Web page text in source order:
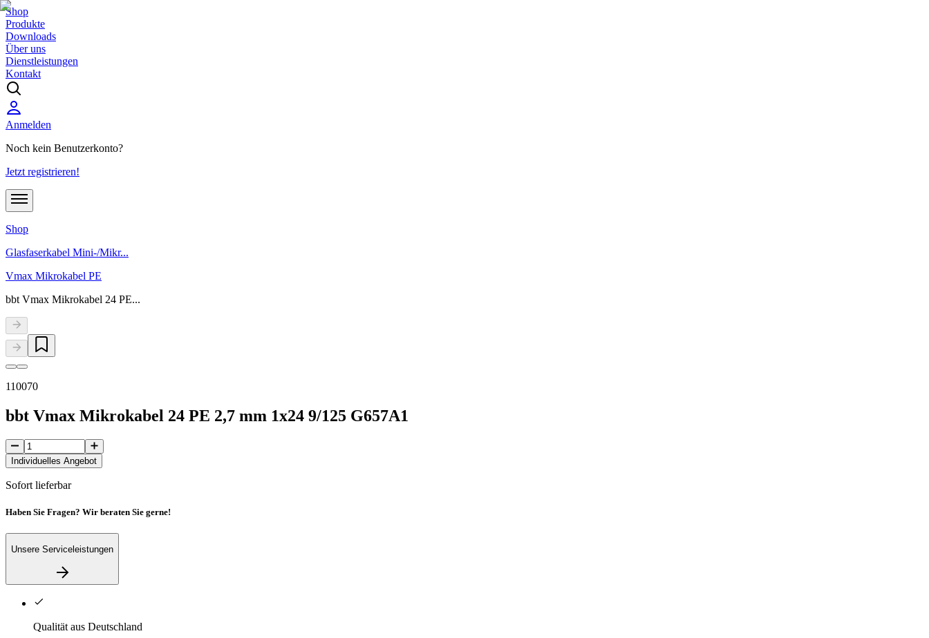
Shop
Produkte
Downloads
Über uns
Dienstleistungen
Kontakt
Anmelden
Noch kein Benutzerkonto?
Jetzt registrieren!
Shop
Glasfaserkabel Mini-/Mikr...
Vmax Mikrokabel PE
bbt Vmax Mikrokabel 24 PE...
110070
bbt Vmax Mikrokabel 24 PE 2,7 mm 1x24 9/125 G657A1
Individuelles Angebot
Sofort lieferbar
Haben Sie Fragen? Wir beraten Sie gerne!
Unsere Serviceleistungen
Qualität aus Deutschland